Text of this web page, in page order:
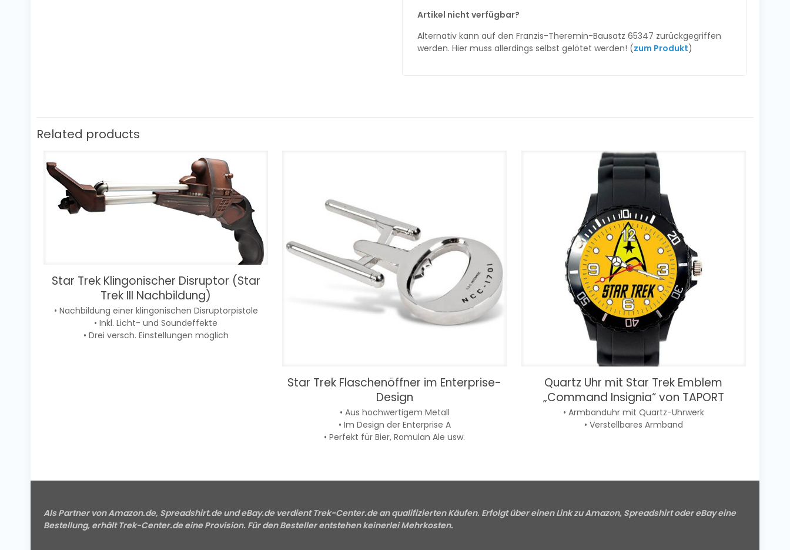
Artikel nicht verfügbar?
Alternativ kann auf den Franzis-Theremin-Bausatz 65347 zurückgegriffen
werden. Hier muss allerdings selbst gelötet werden! (zum Produkt)
Related products
Star Trek Klingonischer Disruptor (Star
Trek III Nachbildung)
• Nachbildung einer klingonischen Disruptorpistole
• Inkl. Licht- und Soundeffekte
• Drei versch. Einstellungen möglich
Star Trek Flaschenöffner im Enterprise-
Design
• Aus hochwertigem Metall
• Im Design der Enterprise A
• Perfekt für Bier, Romulan Ale usw.
Quartz Uhr mit Star Trek Emblem
„Command Insignia“ von TAPORT
• Armbanduhr mit Quartz-Uhrwerk
• Verstellbares Armband
Als Partner von Amazon.de, Spreadshirt.de und eBay.de verdient Trek-Center.de an qualifizierten Käufen. Erfolgt über einen Link zu Amazon, Spreadshirt oder eBay eine
Bestellung, erhält Trek-Center.de eine Provision. Für den Besteller entstehen keinerlei Mehrkosten.